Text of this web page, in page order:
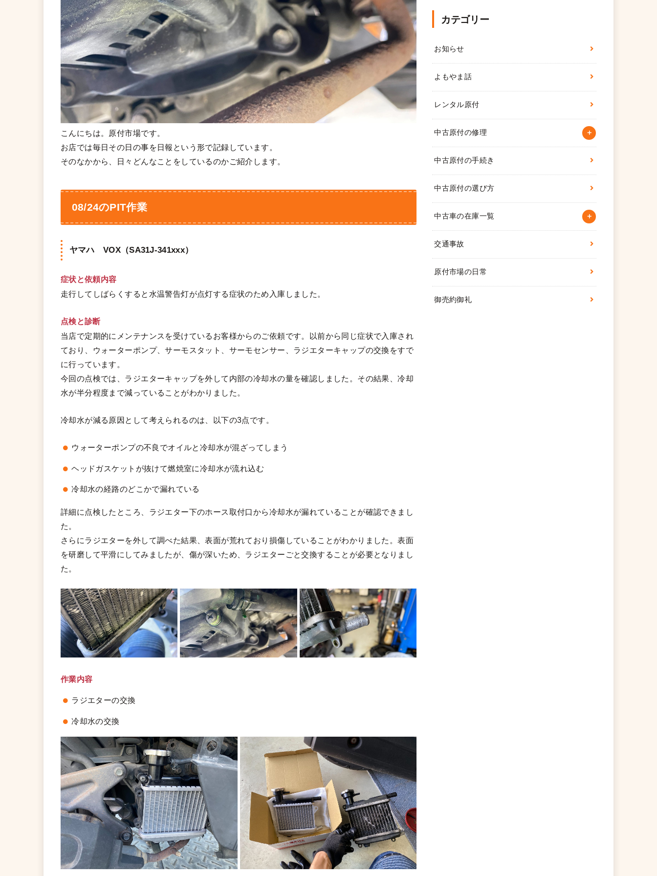
こんにちは。原付市場です。
お店では毎日その日の事を日報という形で記録しています。
そのなかから、日々どんなことをしているのかご紹介します。
08/24のPIT作業
ヤマハ VOX（SA31J-341xxx）
症状と依頼内容
走行してしばらくすると水温警告灯が点灯する症状のため入庫しました。
点検と診断
当店で定期的にメンテナンスを受けているお客様からのご依頼です。以前から同じ症状で入庫され
ており、ウォーターポンプ、サーモスタット、サーモセンサー、ラジエターキャップの交換をすで
に行っています。
今回の点検では、ラジエターキャップを外して内部の冷却水の量を確認しました。その結果、冷却
水が半分程度まで減っていることがわかりました。
冷却水が減る原因として考えられるのは、以下の3点です。
ウォーターポンプの不良でオイルと冷却水が混ざってしまう
ヘッドガスケットが抜けて燃焼室に冷却水が流れ込む
冷却水の経路のどこかで漏れている
詳細に点検したところ、ラジエター下のホース取付口から冷却水が漏れていることが確認できまし
た。
さらにラジエターを外して調べた結果、表面が荒れており損傷していることがわかりました。表面
を研磨して平滑にしてみましたが、傷が深いため、ラジエターごと交換することが必要となりまし
た。
作業内容
ラジエターの交換
冷却水の交換
カテゴリー
お知らせ
よもやま話
レンタル原付
中古原付の修理
中古原付の手続き
中古原付の選び方
中古車の在庫一覧
交通事故
原付市場の日常
御売約御礼